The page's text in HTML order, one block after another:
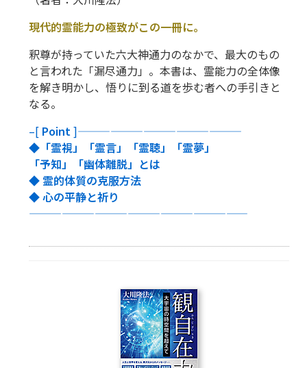
現代的霊能力の極致がこの一冊に。
釈尊が持っていた六大神通力のなかで、最大のもの
と言われた「漏尽通力」。本書は、霊能力の全体像
を解き明かし、悟りに到る道を歩む者への手引きと
なる。
–[ Point]———————————————
◆「霊視」「霊言」「霊聴」「霊夢」
「予知」「幽体離脱」とは
◆ 霊的体質の克服方法
◆ 心の平静と祈り
————————————————————